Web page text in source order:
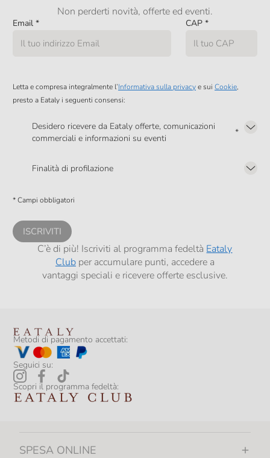
Non perderti novità, offerte ed eventi.
Email * CAP *
Letta e compresa integralmente l’Informativa sulla privacye sui Cookie,
presto a Eataly i seguenti consensi:
Desidero ricevere da Eataly offerte, comunicazioni
commerciali e informazioni su eventi
*
Finalità di profilazione
comunicazioni commerciali personalizzate, in caso di consenso prestato ai
* Campi obbligatori
ISCRIVITI
C’è di più! Iscriviti al programma fedeltà Eataly
Clubper accumulare punti, accedere a
vantaggi speciali e ricevere offerte esclusive.
Metodi di pagamento accettati:
Seguici su:
Scopri il programma fedeltà:
SPESA ONLINE